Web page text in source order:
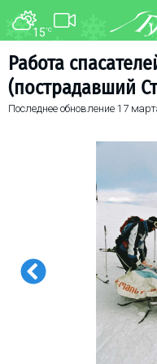
15°C
Работа
(пострадавший
Последнее обновление 17
ФОРУМ
О курорте
Схема трасс
Ски-пасс
Прокат
Ски-сервис
Дети в Гудаури
Развлечения
Календарь